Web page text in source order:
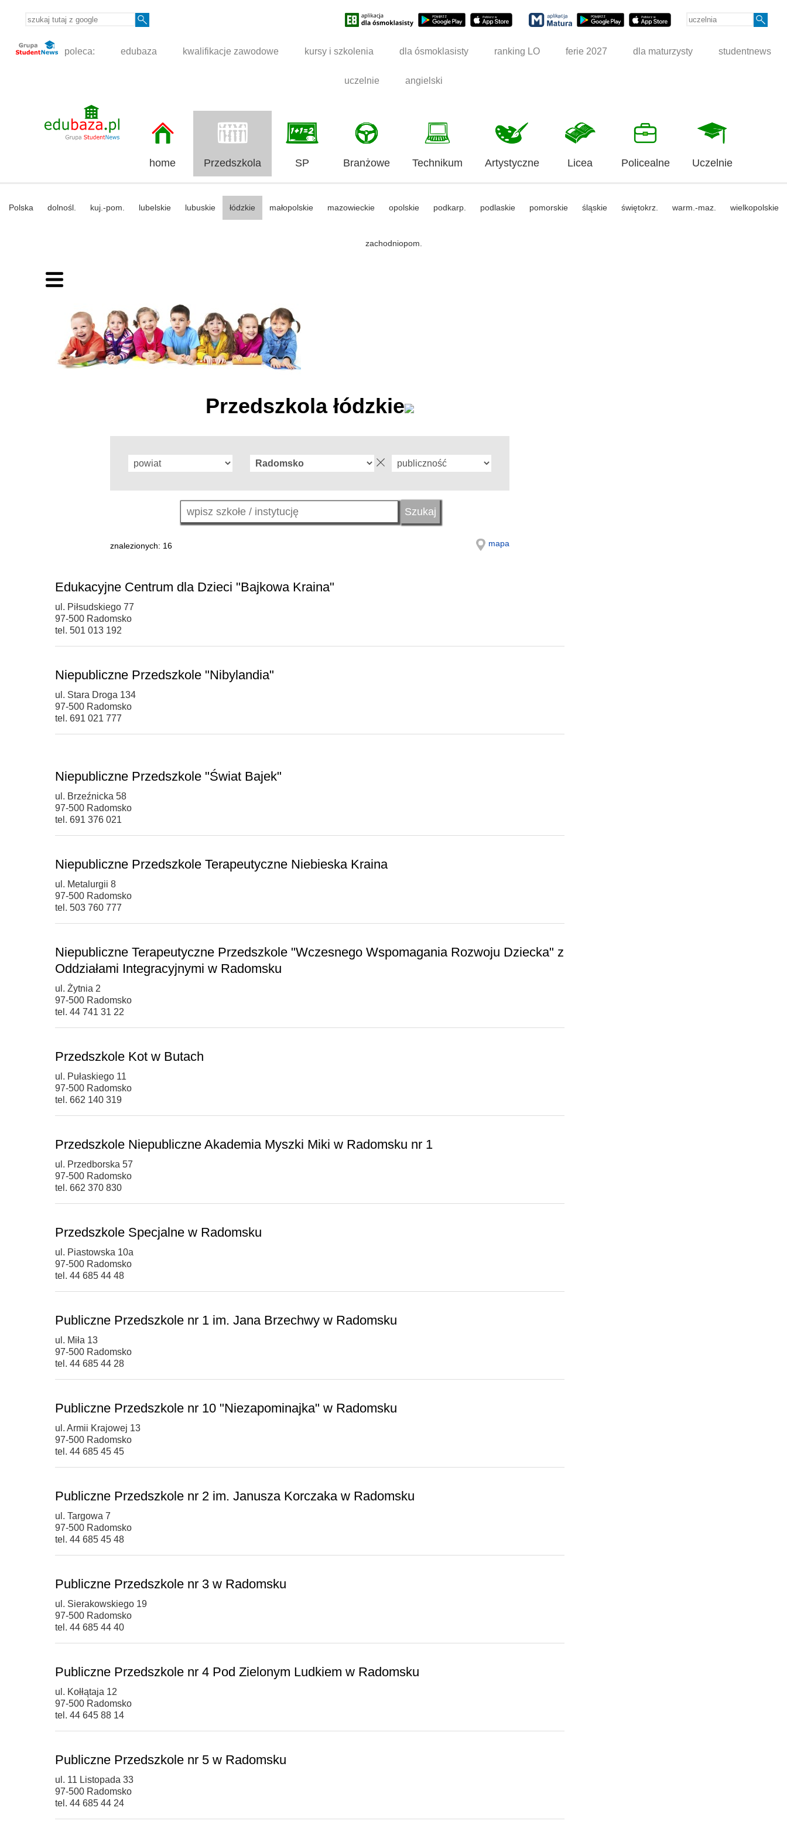
poleca: edubaza kwalifikacje zawodowe kursy i szkolenia dla ósmoklasisty ranking LO ferie 2027 dla maturzysty studentnews
uczelnie angielski
home Przedszkola SP Branżowe Technikum Artystyczne Licea Policealne Uczelnie
Polska dolnośl. kuj.-pom. lubelskie lubuskie łódzkie małopolskie mazowieckie opolskie podkarp. podlaskie pomorskie śląskie świętokrz. warm.-maz. wielkopolskie
zachodniopom.
Przedszkola łódzkie
znalezionych: 16 mapa
Edukacyjne Centrum dla Dzieci "Bajkowa Kraina"
ul. Piłsudskiego 77
97-500 Radomsko
tel. 501 013 192
Niepubliczne Przedszkole "Nibylandia"
ul. Stara Droga 134
97-500 Radomsko
tel. 691 021 777
Niepubliczne Przedszkole "Świat Bajek"
ul. Brzeźnicka 58
97-500 Radomsko
tel. 691 376 021
Niepubliczne Przedszkole Terapeutyczne Niebieska Kraina
ul. Metalurgii 8
97-500 Radomsko
tel. 503 760 777
Niepubliczne Terapeutyczne Przedszkole "Wczesnego Wspomagania Rozwoju Dziecka" z
Oddziałami Integracyjnymi w Radomsku
ul. Żytnia 2
97-500 Radomsko
tel. 44 741 31 22
Przedszkole Kot w Butach
ul. Pułaskiego 11
97-500 Radomsko
tel. 662 140 319
Przedszkole Niepubliczne Akademia Myszki Miki w Radomsku nr 1
ul. Przedborska 57
97-500 Radomsko
tel. 662 370 830
Przedszkole Specjalne w Radomsku
ul. Piastowska 10a
97-500 Radomsko
tel. 44 685 44 48
Publiczne Przedszkole nr 1 im. Jana Brzechwy w Radomsku
ul. Miła 13
97-500 Radomsko
tel. 44 685 44 28
Publiczne Przedszkole nr 10 "Niezapominajka" w Radomsku
ul. Armii Krajowej 13
97-500 Radomsko
tel. 44 685 45 45
Publiczne Przedszkole nr 2 im. Janusza Korczaka w Radomsku
ul. Targowa 7
97-500 Radomsko
tel. 44 685 45 48
Publiczne Przedszkole nr 3 w Radomsku
ul. Sierakowskiego 19
97-500 Radomsko
tel. 44 685 44 40
Publiczne Przedszkole nr 4 Pod Zielonym Ludkiem w Radomsku
ul. Kołłątaja 12
97-500 Radomsko
tel. 44 645 88 14
Publiczne Przedszkole nr 5 w Radomsku
ul. 11 Listopada 33
97-500 Radomsko
tel. 44 685 44 24